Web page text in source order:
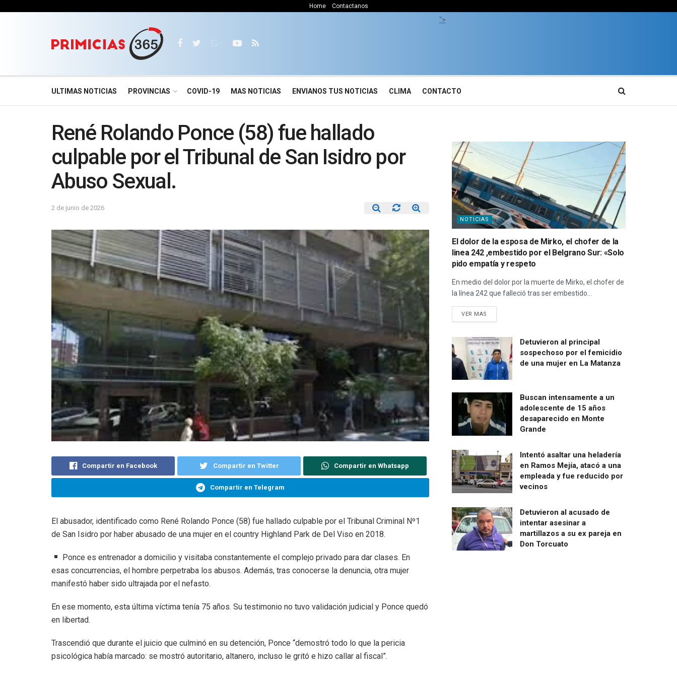
Home Contactanos
">
ULTIMAS NOTICIAS PROVINCIAS COVID-19 MAS NOTICIAS ENVIANOS TUS NOTICIAS CLIMA CONTACTO
René Rolando Ponce (58) fue hallado
culpable por el Tribunal de San Isidro por
Abuso Sexual.
2 de junio de 2026
Compartir en Facebook Compartir en Twitter Compartir en Whatsapp
Compartir en Telegram
El abusador, identificado como René Rolando Ponce (58) fue hallado culpable por el Tribunal Criminal Nº1
de San Isidro por haber abusado de una mujer en el country Highland Park de Del Viso en 2018.
Ponce es entrenador a domicilio y visitaba constantemente el complejo privado para dar clases. En
esas concurrencias, el hombre perpetraba los abusos. Además, tras conocerse la denuncia, otra mujer
manifestó haber sido ultrajada por el nefasto.
En ese momento, esta última víctima tenía 75 años. Su testimonio no tuvo validación judicial y Ponce quedó
en libertad.
Trascendió que durante el juicio que culminó en su detención, Ponce “demostró todo lo que la pericia
psicológica había marcado: se mostró autoritario, altanero, incluso le gritó e hizo callar al fiscal”.
NOTICIAS
El dolor de la esposa de Mirko, el chofer de la
linea 242 ,embestido por el Belgrano Sur: «Solo
pido empatía y respeto
En medio del dolor por la muerte de Mirko, el chofer de
la línea 242 que falleció tras ser embestido...
VER MAS
Detuvieron al principal
sospechoso por el femicidio
de una mujer en La Matanza
Buscan intensamente a un
adolescente de 15 años
desaparecido en Monte
Grande
Intentó asaltar una heladería
en Ramos Mejía, atacó a una
empleada y fue reducido por
vecinos
Detuvieron al acusado de
intentar asesinar a
martillazos a su ex pareja en
Don Torcuato